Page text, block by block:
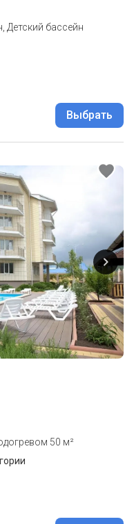
Детский бассейн
Выбрать
50 м²